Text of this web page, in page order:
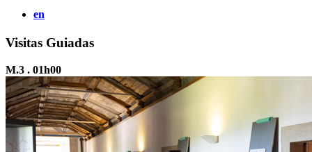
en
Visitas Guiadas
M.3 . 01h00